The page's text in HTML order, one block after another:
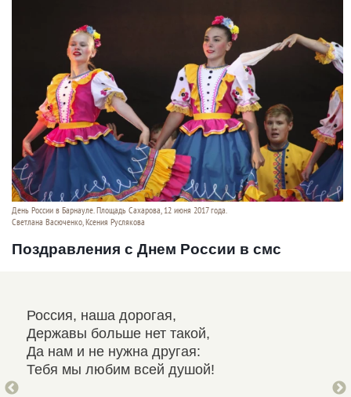
День России в Барнауле. Площадь Сахарова, 12 июня 2017 года.
Светлана Васюченко, Ксения Руслякова
Поздравления с Днем России в смс
Россия, наша дорогая,
Державы больше нет такой,
Да нам и не нужна другая:
Тебя мы любим всей душой!